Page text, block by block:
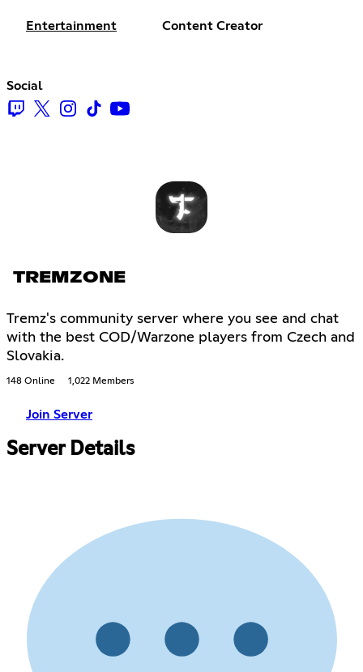
Entertainment Content Creator
Social
TREMZONE
Tremz's community server where you see and chat
with the best COD/Warzone players from Czech and
Slovakia.
148 Online 1,022 Members
Join Server
Server Details